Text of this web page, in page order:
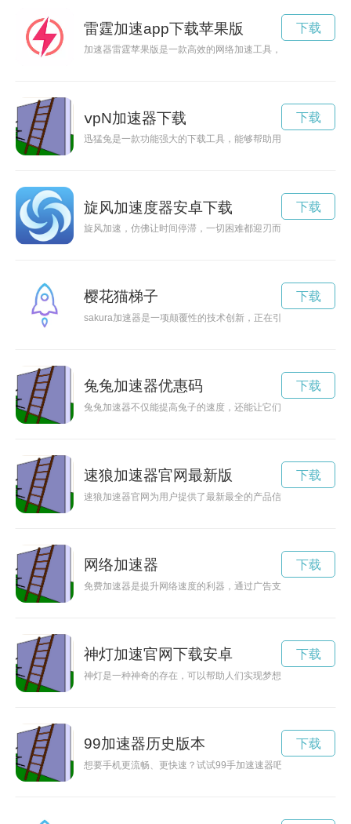
雷霆加速app下载苹果版
加速器雷霆苹果版是一款高效的网络加速工具，可以帮助用户
下载
ⅴpN加速器下载
迅猛兔是一款功能强大的下载工具，能够帮助用户加速文件的下
下载
旋风加速度器安卓下载
旋风加速，仿佛让时间停滞，一切困难都迎刃而解，成就无限可
下载
樱花猫梯子
sakura加速器是一项颠覆性的技术创新，正在引领科学研究领
下载
兔兔加速器优惠码
兔兔加速器不仅能提高兔子的速度，还能让它们在奔跑中保持悠
下载
速狼加速器官网最新版
速狼加速器官网为用户提供了最新最全的产品信息和技术支持
下载
网络加速器
免费加速器是提升网络速度的利器，通过广告支持的方式让用
下载
神灯加速官网下载安卓
神灯是一种神奇的存在，可以帮助人们实现梦想。当人们努力
下载
99加速器历史版本
想要手机更流畅、更快速？试试99手加速速器吧！它能够帮助
下载